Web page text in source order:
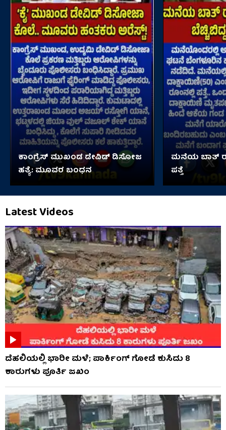
ಕಾಂಗ್ರೆಸ್ ಮುಖಂಡ ಡೇವಿಡ್ ಡಿಸೋಜ
ಹತ್ಯೆ: ಮೂವರ ಬಂಧನ
ಮನೆಯ ಬಾತ್
ಪತ್ತೆ
Latest Videos
ದೆಹಲಿಯಲ್ಲಿ ಭಾರೀ ಮಳೆ; ಪಾರ್ಕಿಂಗ್ ಗೋಡೆ ಕುಸಿದು 8
ಕಾರುಗಳು ಪೂರ್ತಿ ಜಖಂ